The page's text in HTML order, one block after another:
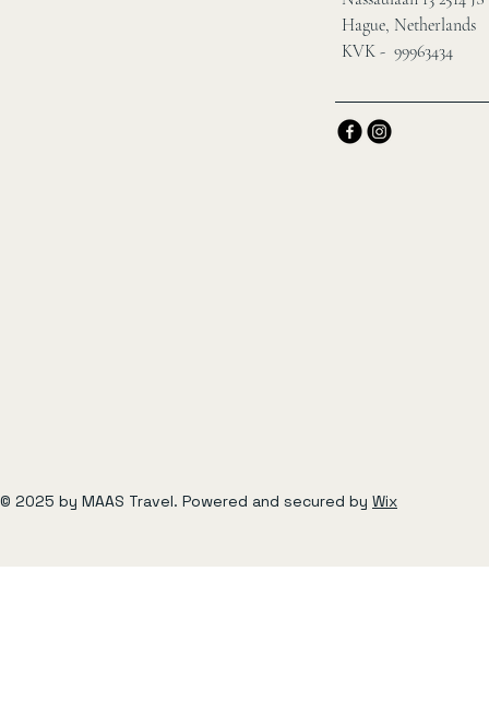
Hague, Netherlands
KVK - 99963434
© 2025 by MAAS Travel. Powered and secured by Wix